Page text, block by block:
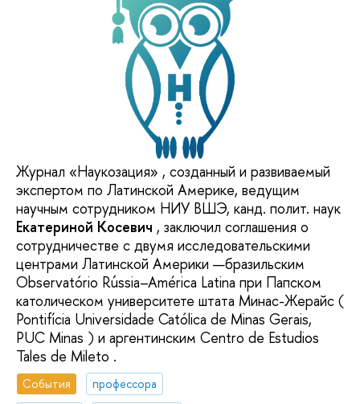
Журнал «Наукозация» , созданный и развиваемый
экспертом по Латинской Америке, ведущим
научным сотрудником НИУ ВШЭ, канд. полит. наук
Екатериной Косевич , заключил соглашения о
сотрудничестве с двумя исследовательскими
центрами Латинской Америки —бразильским
Observatório Rússia–América Latina при Папском
католическом университете штата Минас-Жерайс (
Pontifícia Universidade Católica de Minas Gerais,
PUC Minas ) и аргентинским Centro de Estudios
Tales de Mileto .
События
профессора